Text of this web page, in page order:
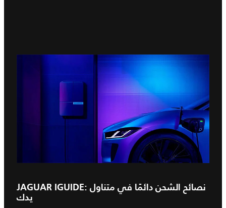
JAGUAR IGUIDE: نصائح الشحن دائمًا في متناول
يدك